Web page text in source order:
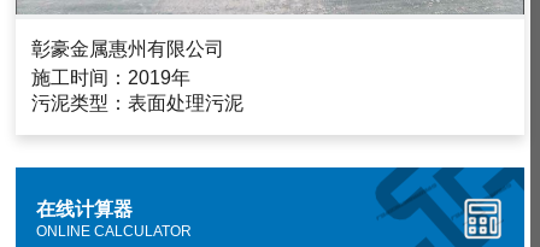
彰豪金属惠州有限公司
施工时间：2019年
污泥类型：表面处理污泥
在线计算器
ONLINE CALCULATOR